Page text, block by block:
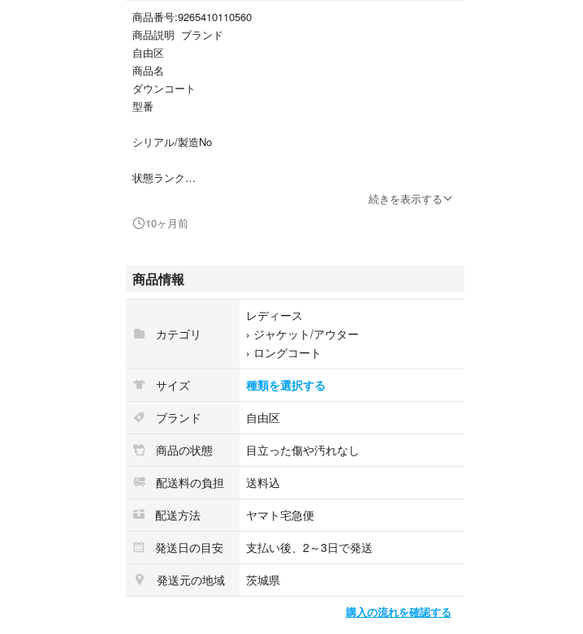
商品番号:9265410110560
商品説明 ブランド
自由区
商品名
ダウンコート
型番
シリアル/製造No
状態ランク
Aランク/美品、キズ・汚れがなく使用感のない綺麗な状態です。
付属品の有無/無 内容は画像で確認ください。
目立つ傷や汚れは無く綺麗な状態です
表記サイズ:38
着丈:73cm 身幅:52cm 肩幅:40cm 袖丈:63cm(実寸値による誤差ご了承
ください)
この商品はひたち野うしく店で取り扱いをしております。商品の詳し
い状態や情報については、店舗へお気軽にお問い合わせくださいま
せ。
続きを表示する
10ヶ月前
商品情報
カテゴリ
レディース
› ジャケット/アウター
› ロングコート
サイズ
種類を選択する
ブランド
自由区
商品の状態
目立った傷や汚れなし
配送料の負担
送料込
配送方法
ヤマト宅急便
発送日の目安
支払い後、2～3日で発送
発送元の地域
茨城県
購入の流れを確認する